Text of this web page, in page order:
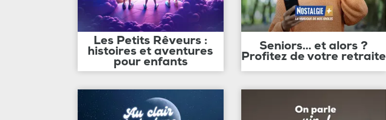
Les Petits Rêveurs :
histoires et aventures
pour enfants
Seniors... et alors ?
Profitez de votre retraite